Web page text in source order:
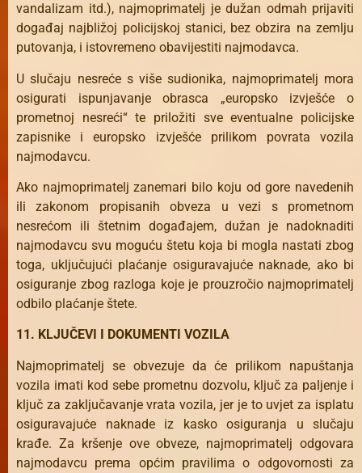
vandalizam itd.), najmoprimatelj je dužan odmah prijaviti
događaj najbližoj policijskoj stanici, bez obzira na zemlju
putovanja, i istovremeno obavijestiti najmodavca.
U slučaju nesreće s više sudionika, najmoprimatelj mora
osigurati ispunjavanje obrasca „europsko izvješće o
prometnoj nesreći“ te priložiti sve eventualne policijske
zapisnike i europsko izvješće prilikom povrata vozila
najmodavcu.
Ako najmoprimatelj zanemari bilo koju od gore navedenih
ili zakonom propisanih obveza u vezi s prometnom
nesrećom ili štetnim događajem, dužan je nadoknaditi
najmodavcu svu moguću štetu koja bi mogla nastati zbog
toga, uključujući plaćanje osiguravajuće naknade, ako bi
osiguranje zbog razloga koje je prouzročio najmoprimatelj
odbilo plaćanje štete.
11. KLJUČEVI I DOKUMENTI VOZILA
Najmoprimatelj se obvezuje da će prilikom napuštanja
vozila imati kod sebe prometnu dozvolu, ključ za paljenje i
ključ za zaključavanje vrata vozila, jer je to uvjet za isplatu
osiguravajuće naknade iz kasko osiguranja u slučaju
krađe. Za kršenje ove obveze, najmoprimatelj odgovara
najmodavcu prema općim pravilima o odgovornosti za